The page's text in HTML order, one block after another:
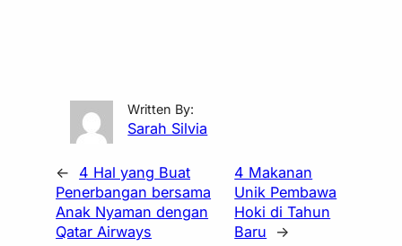
Written By:
Sarah Silvia
←
4 Hal yang Buat
Penerbangan bersama
Anak Nyaman dengan
Qatar Airways
4 Makanan
Unik Pembawa
Hoki di Tahun
Baru
→